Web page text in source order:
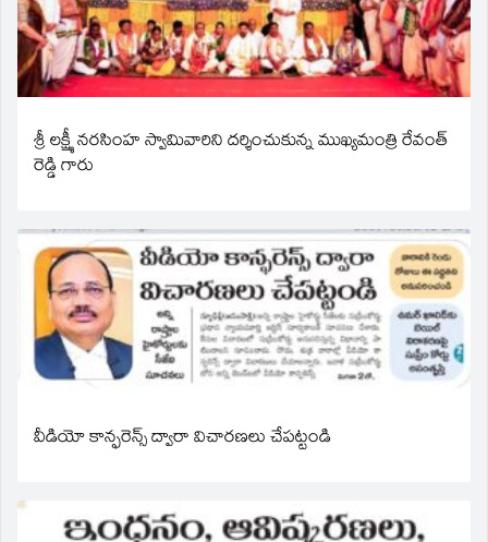
శ్రీ లక్ష్మీ నరసింహ స్వామివారిని దర్శించుకున్న ముఖ్యమంత్రి రేవంత్
రెడ్డి గారు
వీడియో కాన్ఫరెన్స్ ద్వారా విచారణలు చేపట్టండి